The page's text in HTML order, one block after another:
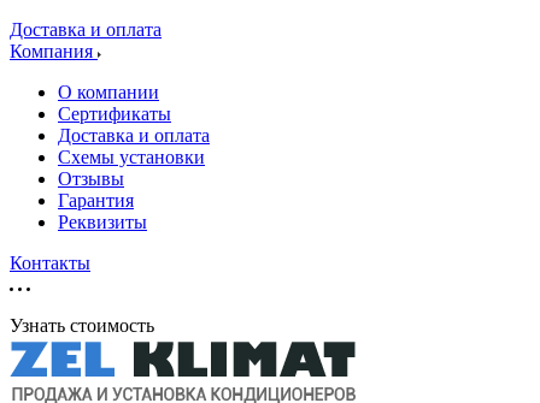
Доставка и оплата
Компания
О компании
Сертификаты
Доставка и оплата
Схемы установки
Отзывы
Гарантия
Реквизиты
Контакты
Узнать стоимость